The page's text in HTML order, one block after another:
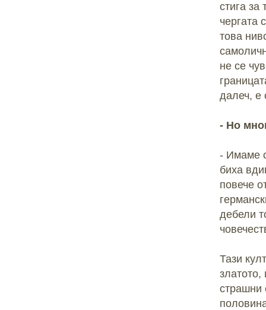
стига за
чергата
това
не се
далеч, е
- Но
- Имаме
биха
повече
дебели
Тази
страшни